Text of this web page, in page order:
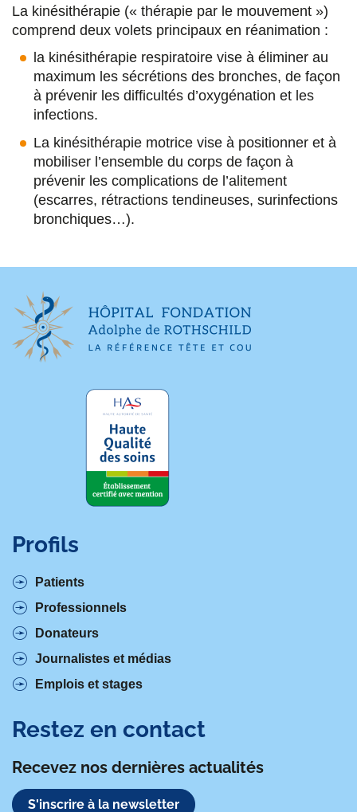
La kinésithérapie (« thérapie par le mouvement »)
comprend deux volets principaux en réanimation :
la kinésithérapie respiratoire vise à éliminer au
maximum les sécrétions des bronches, de façon
à prévenir les difficultés d’oxygénation et les
infections.
La kinésithérapie motrice vise à positionner et à
mobiliser l’ensemble du corps de façon à
prévenir les complications de l’alitement
(escarres, rétractions tendineuses, surinfections
bronchiques…).
Profils
Patients
Professionnels
Donateurs
Journalistes et médias
Emplois et stages
Restez en contact
Recevez nos dernières actualités
S'inscrire à la newsletter